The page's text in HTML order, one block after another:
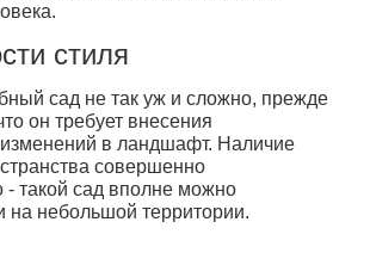
стиля
сад не так уж и сложно, прежде
он требует внесения
в ландшафт. Наличие
совершенно
- такой сад вполне можно
на небольшой территории.